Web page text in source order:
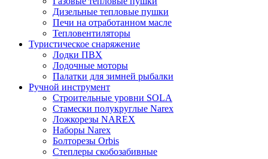
Дизельные тепловые пушки
Печи на отработанном масле
Тепловентиляторы
Туристическое снаряжение
Лодки ПВХ
Лодочные моторы
Палатки для зимней рыбалки
Ручной инструмент
Строительные уровни SOLA
Стамески полукруглые Narex
Ложкорезы NAREX
Наборы Narex
Болторезы Orbis
Степлеры скобозабивные